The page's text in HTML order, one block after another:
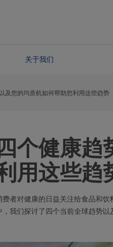
关于我们
及您的均质机如何帮助您利用这些趋势
个健康趋
用这些趋
费者对健康的日益关注给食品和
，我们探讨了四个当前全球趋势以